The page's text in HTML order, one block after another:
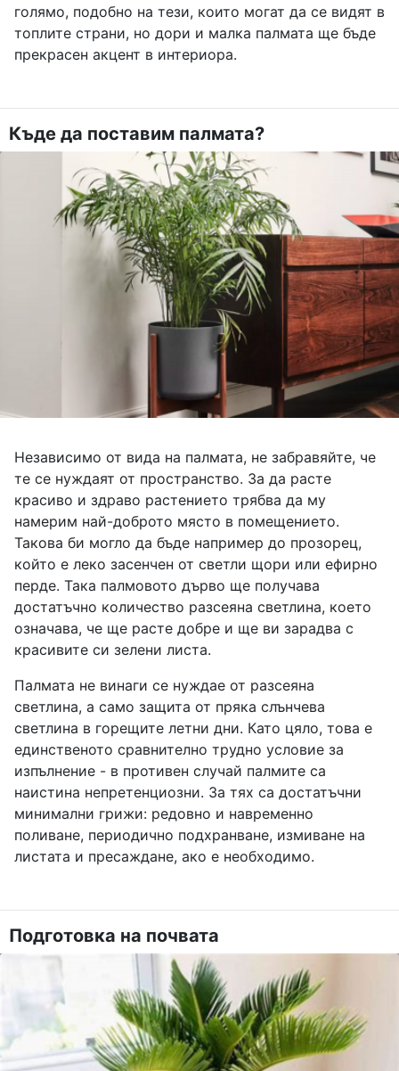
голямо, подобно на тези, които могат да се видят в
топлите страни, но дори и малка палмата ще бъде
прекрасен акцент в интериора.
Къде да поставим палмата?
Независимо от вида на палмата, не забравяйте, че
те се нуждаят от пространство. За да расте
красиво и здраво растението трябва да му
намерим най-доброто място в помещението.
Такова би могло да бъде например до прозорец,
който е леко засенчен от светли щори или ефирно
перде. Така палмовото дърво ще получава
достатъчно количество разсеяна светлина, което
означава, че ще расте добре и ще ви зарадва с
красивите си зелени листа.
Палмата не винаги се нуждае от разсеяна
светлина, а само защита от пряка слънчева
светлина в горещите летни дни. Като цяло, това е
единственото сравнително трудно условие за
изпълнение - в противен случай палмите са
наистина непретенциозни. За тях са достатъчни
минимални грижи: редовно и навременно
поливане, периодично подхранване, измиване на
листата и пресаждане, ако е необходимо.
Подготовка на почвата